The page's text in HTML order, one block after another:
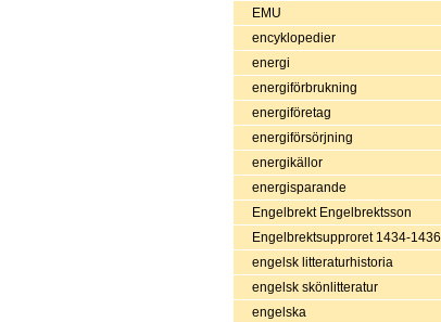
EMU
encyklopedier
energi
energiförbrukning
energiföretag
energiförsörjning
energikällor
energisparande
Engelbrekt Engelbrektsson
Engelbrektsupproret 1434-1436
engelsk litteraturhistoria
engelsk skönlitteratur
engelska